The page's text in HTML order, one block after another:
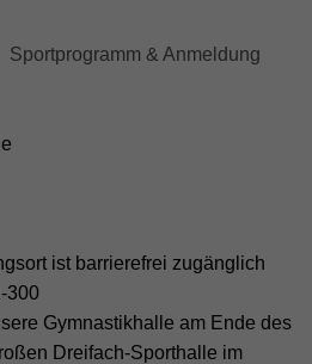
Sportprogramm & Anmeldung
ist barrierefrei zugänglich
300
Gymnastikhalle am Ende des
Dreifach-Sporthalle im